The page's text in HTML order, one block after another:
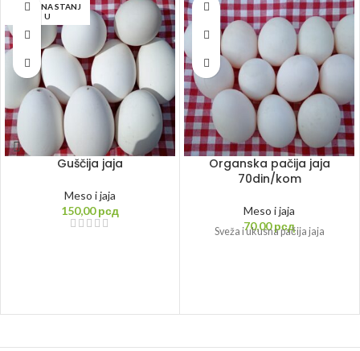
NEMA NA STANJ
U
Guščija jaja
Meso i jaja
150,00рсд
Organska pačija jaja
70din/kom
Meso i jaja
70,00рсд
Sveža i ukusna pačija jaja